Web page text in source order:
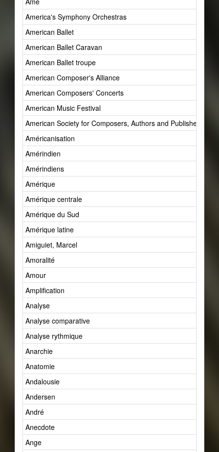
America's Symphony Orchestras
American Ballet
American Ballet Caravan
American Ballet troupe
American Composer's Alliance
American Composers' Concerts
American Music Festival
American Society for Composers, Authors and Publishers
Américanisation
Amérindien
Amérindiens
Amérique
Amérique centrale
Amérique du Sud
Amérique latine
Amiguiet, Marcel
Amoralité
Amour
Amplification
Analyse
Analyse comparative
Analyse rythmique
Anarchie
Anatomie
Andalousie
Andersen
André
Anecdote
Ange